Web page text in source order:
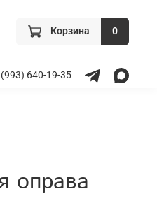
Корзина 0
640-19-35
оправа